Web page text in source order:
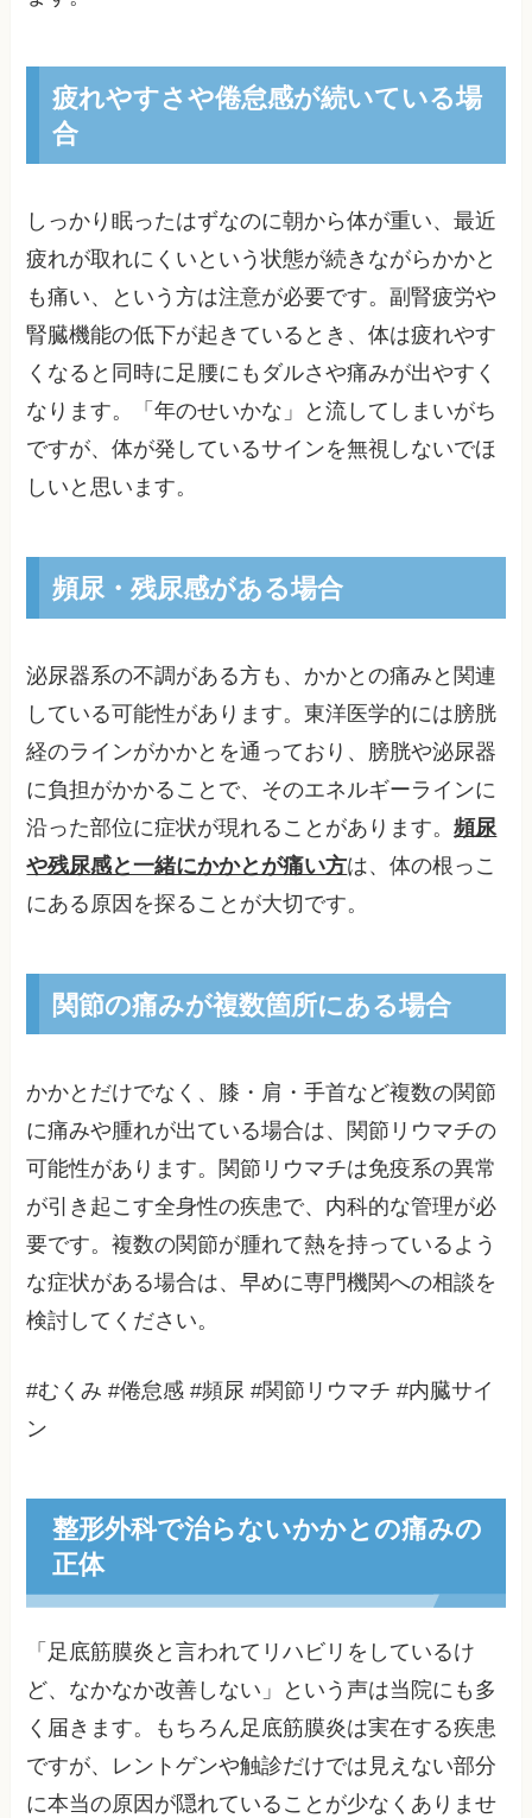
疲れやすさや倦怠感が続いている場
合
しっかり眠ったはずなのに朝から体が重い、最近
疲れが取れにくいという状態が続きながらかかと
も痛い、という方は注意が必要です。副腎疲労や
腎臓機能の低下が起きているとき、体は疲れやす
くなると同時に足腰にもダルさや痛みが出やすく
なります。「年のせいかな」と流してしまいがち
ですが、体が発しているサインを無視しないでほ
しいと思います。
頻尿・残尿感がある場合
泌尿器系の不調がある方も、かかとの痛みと関連
している可能性があります。東洋医学的には膀胱
経のラインがかかとを通っており、膀胱や泌尿器
に負担がかかることで、そのエネルギーラインに
沿った部位に症状が現れることがあります。頻尿
や残尿感と一緒にかかとが痛い方は、体の根っこ
にある原因を探ることが大切です。
関節の痛みが複数箇所にある場合
かかとだけでなく、膝・肩・手首など複数の関節
に痛みや腫れが出ている場合は、関節リウマチの
可能性があります。関節リウマチは免疫系の異常
が引き起こす全身性の疾患で、内科的な管理が必
要です。複数の関節が腫れて熱を持っているよう
な症状がある場合は、早めに専門機関への相談を
検討してください。
#むくみ #倦怠感 #頻尿 #関節リウマチ #内臓サイ
ン
整形外科で治らないかかとの痛みの
正体
「足底筋膜炎と言われてリハビリをしているけ
ど、なかなか改善しない」という声は当院にも多
く届きます。もちろん足底筋膜炎は実在する疾患
ですが、レントゲンや触診だけでは見えない部分
に本当の原因が隠れていることが少なくありませ